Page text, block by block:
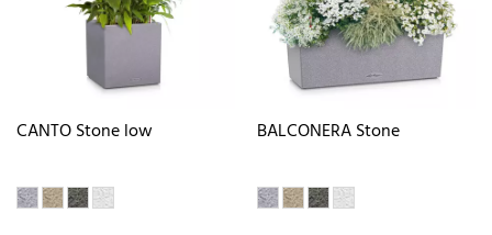
CANTO Stone low BALCONERA Stone